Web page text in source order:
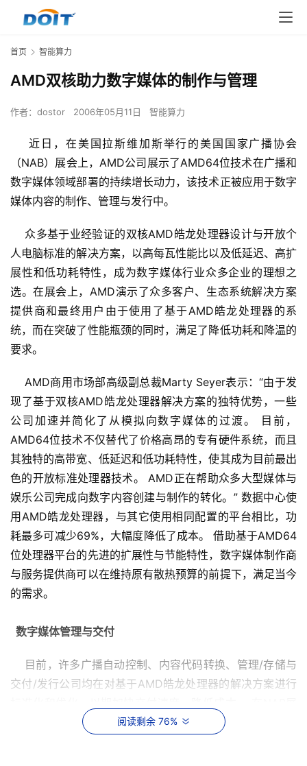
首页 智能算力
AMD双核助力数字媒体的制作与管理
作者： dostor 2006年05月11日 智能算力
近日，在美国拉斯维加斯举行的美国国家广播协会
（NAB）展会上，AMD公司展示了AMD64位技术在广播和
数字媒体领域部署的持续增长动力，该技术正被应用于数字
媒体内容的制作、管理与发行中。
众多基于业经验证的双核AMD皓龙处理器设计与开放个
人电脑标准的解决方案，以高每瓦性能比以及低延迟、高扩
展性和低功耗特性，成为数字媒体行业众多企业的理想之
选。在展会上，AMD演示了众多客户、生态系统解决方案
提供商和最终用户由于使用了基于AMD皓龙处理器的系
统，而在突破了性能瓶颈的同时，满足了降低功耗和降温的
要求。
AMD商用市场部高级副总裁Marty Seyer表示：“由于发
现了基于双核AMD皓龙处理器解决方案的独特优势，一些
公司加速并简化了从模拟向数字媒体的过渡。 目前，
AMD64位技术不仅替代了价格高昂的专有硬件系统，而且
其独特的高带宽、低延迟和低功耗特性，使其成为目前最出
色的开放标准处理器技术。 AMD正在帮助众多大型媒体与
娱乐公司完成向数字内容创建与制作的转化。” 数据中心使
用AMD皓龙处理器，与其它使用相同配置的平台相比，功
耗最多可减少69%，大幅度降低了成本。 借助基于AMD64
位处理器平台的先进的扩展性与节能特性，数字媒体制作商
与服务提供商可以在维持原有散热预算的前提下，满足当今
的需求。
数字媒体管理与交付
目前，许多广播自动控制、内容代码转换、管理/存储与
交付/发行公司均在对基于AMD皓龙处理器的解决方案进行
会上，位于 SL-555的AMD展台主要展示：
阅读剩余 76%